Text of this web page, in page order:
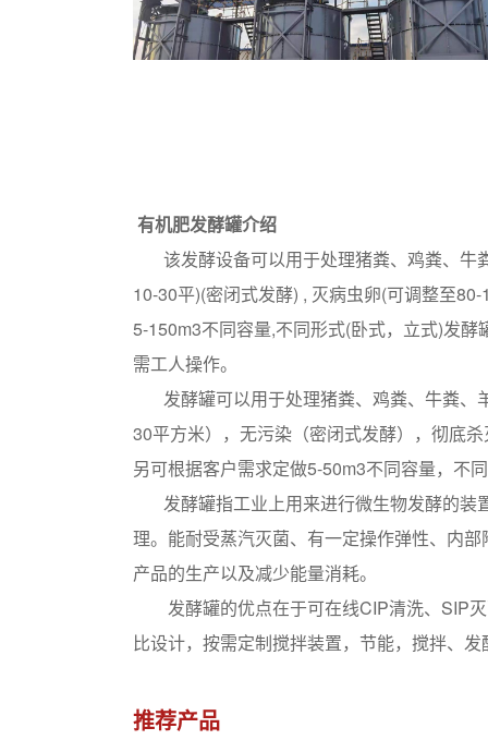
有机肥发酵罐介绍
该发酵设备可以用于处理猪粪、鸡粪、牛
10-30平)(密闭式发酵) , 灭病虫卵(可调整至
5-150m3不同容量,不同形式(卧式，立式)发
需工人操作。
发酵罐可以用于处理猪粪、鸡粪、牛粪、
30平方米），无污染（密闭式发酵），彻底
另可根据客户需求定做5-50m3不同容量，不
发酵罐指工业上用来进行微生物发酵的装
理。能耐受蒸汽灭菌、有一定操作弹性、内
产品的生产以及减少能量消耗。
发酵罐的优点在于可在线CIP清洗、SIP灭
比设计，按需定制搅拌装置，节能，搅拌、
推荐产品